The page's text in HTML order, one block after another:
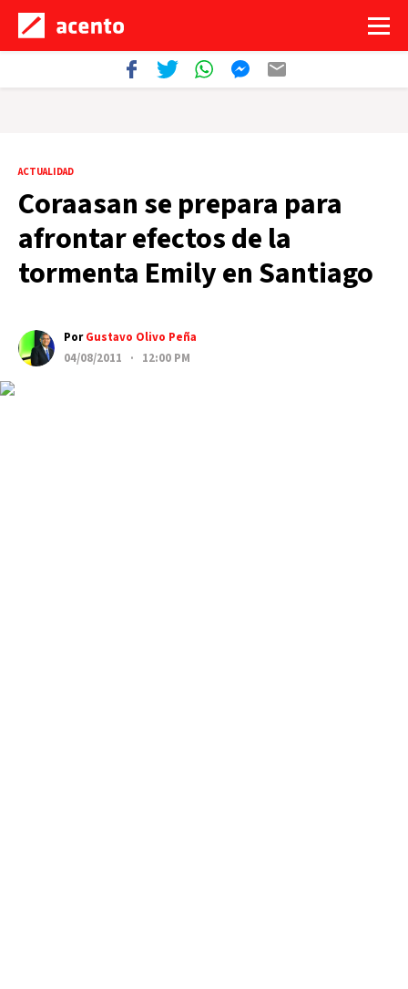
ACTUALIDAD
Coraasan se prepara para
afrontar efectos de la
tormenta Emily en Santiago
PorGustavo Olivo Peña
04/08/2011 · 12:00 PM